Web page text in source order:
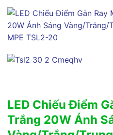
LED Chiếu Điểm
Trắng 20W Ánh